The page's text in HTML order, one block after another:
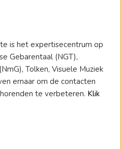
is het expertisecentrum op
Gebarentaal (NGT),
Tolken, Visuele Muziek
ernaar om de contacten
te verbeteren. Klik